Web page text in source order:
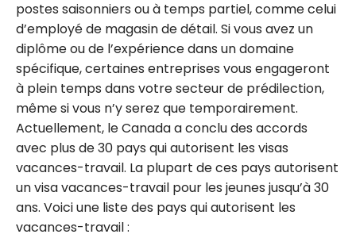
postes saisonniers ou à temps partiel, comme celui
d’employé de magasin de détail. Si vous avez un
diplôme ou de l’expérience dans un domaine
spécifique, certaines entreprises vous engageront
à plein temps dans votre secteur de prédilection,
même si vous n’y serez que temporairement.
Actuellement, le Canada a conclu des accords
avec plus de 30 pays qui autorisent les visas
vacances-travail. La plupart de ces pays autorisent
un visa vacances-travail pour les jeunes jusqu’à 30
ans. Voici une liste des pays qui autorisent les
vacances-travail :